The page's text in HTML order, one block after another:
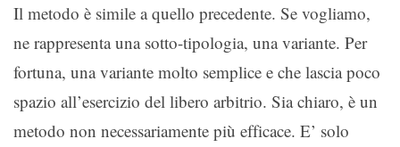
Il metodo è simile a quello precedente. Se vogliamo,
ne rappresenta una sotto-tipologia, una variante. Per
fortuna, una variante molto semplice e che lascia poco
spazio all’esercizio del libero arbitrio. Sia chiaro, è un
metodo non necessariamente più efficace. E’ solo